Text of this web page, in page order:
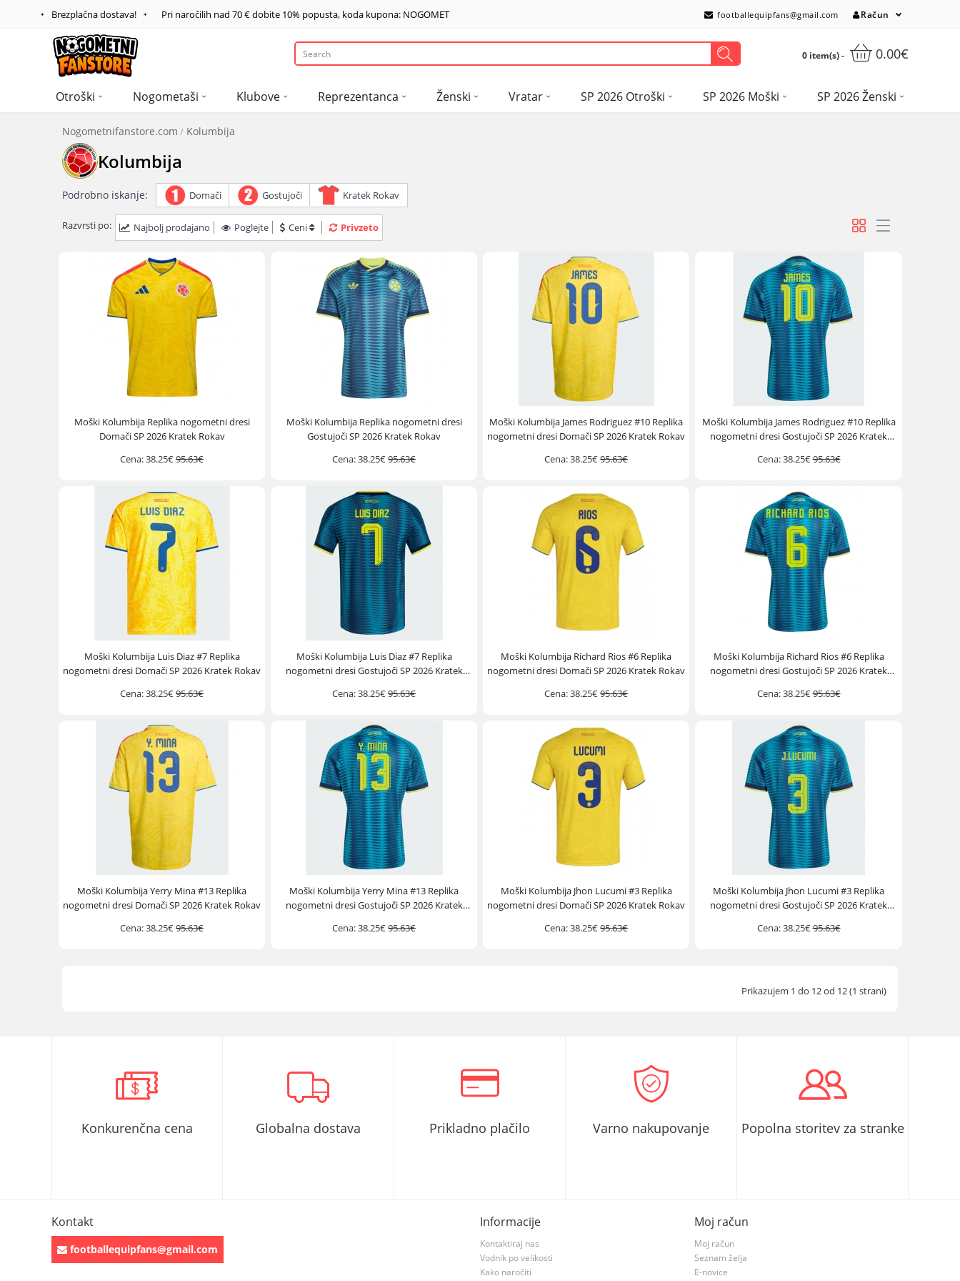
Brezplačna dostava! Pri naročilih nad 70 €dobite 10% popusta, koda kupona: NOGOMET footballequipfans@gmail.com Račun
0 item(s) - 0.00€
Otroški Nogometaši Klubove Reprezentanca Ženski Vratar SP 2026 Otroški SP 2026 Moški SP 2026 Ženski
Nogometnifanstore.com Kolumbija
Kolumbija
Podrobno iskanje: Domači Gostujoči Kratek Rokav
Razvrsti po: Najbolj prodajano Poglejte Ceni Privzeto
Moški Kolumbija Replika nogometni dresi
Domači SP 2026 Kratek Rokav
Cena:38.25€95.63€
Moški Kolumbija Replika nogometni dresi
Gostujoči SP 2026 Kratek Rokav
Cena:38.25€95.63€
Moški Kolumbija James Rodriguez #10 Replika
nogometni dresi Domači SP 2026 Kratek Rokav
Cena:38.25€95.63€
Moški Kolumbija James Rodriguez #10 Replika
nogometni dresi Gostujoči SP 2026 Kratek
Cena:38.25€95.63€
Moški Kolumbija Luis Diaz #7 Replika
nogometni dresi Domači SP 2026 Kratek Rokav
Cena:38.25€95.63€
Moški Kolumbija Luis Diaz #7 Replika
nogometni dresi Gostujoči SP 2026 Kratek
Cena:38.25€95.63€
Moški Kolumbija Richard Rios #6 Replika
nogometni dresi Domači SP 2026 Kratek Rokav
Cena:38.25€95.63€
Moški Kolumbija Richard Rios #6 Replika
nogometni dresi Gostujoči SP 2026 Kratek
Cena:38.25€95.63€
Moški Kolumbija Yerry Mina #13 Replika
nogometni dresi Domači SP 2026 Kratek Rokav
Cena:38.25€95.63€
Moški Kolumbija Yerry Mina #13 Replika
nogometni dresi Gostujoči SP 2026 Kratek
Cena:38.25€95.63€
Moški Kolumbija Jhon Lucumi #3 Replika
nogometni dresi Domači SP 2026 Kratek Rokav
Cena:38.25€95.63€
Moški Kolumbija Jhon Lucumi #3 Replika
nogometni dresi Gostujoči SP 2026 Kratek
Cena:38.25€95.63€
Prikazujem 1 do 12 od 12 (1 strani)
Konkurenčna cena Globalna dostava Prikladno plačilo Varno nakupovanje Popolna storitev za stranke
Kontakt
footballequipfans@gmail.com
Informacije
Kontaktiraj nas
Vodnik po velikosti
Kako naročiti
Moj račun
Moj račun
Seznam želja
E-novice